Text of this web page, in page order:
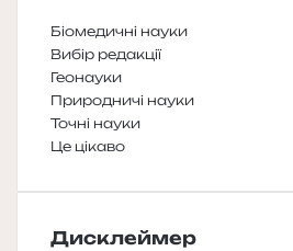
Біомедичні науки
Вибір редакції
Геонауки
Природничі науки
Точні науки
Це цікаво
Дисклеймер